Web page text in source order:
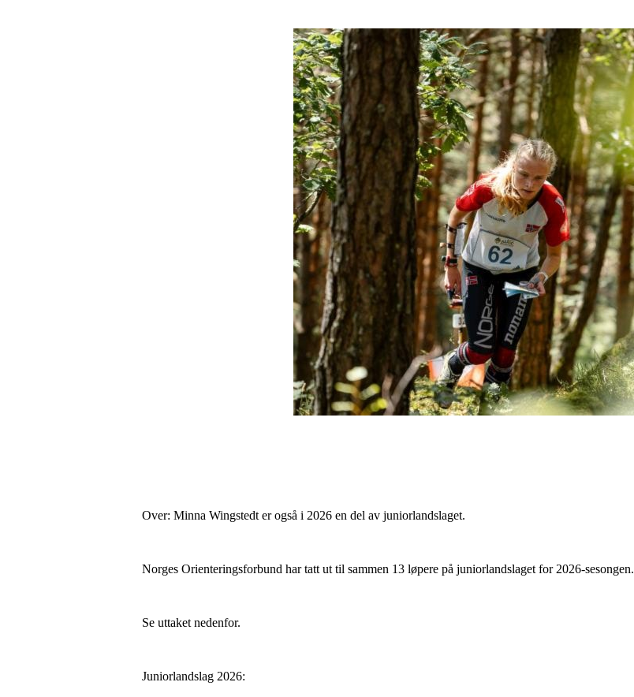
Over: Minna Wingstedt er også i 2026 en del av juniorlandslaget.
Norges Orienteringsforbund har tatt ut til sammen 13 løpere på juniorlandslaget for 2026-sesongen.
Se uttaket nedenfor.
Juniorlandslag 2026: